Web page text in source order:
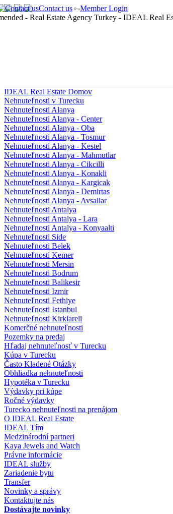
Contact us Member Login
IDEAL Real Estate Domov
Nehnuteľnosti v Turecku
Nehnuteľnosti Alanya
Nehnuteľnosti Alanya - Center
Nehnuteľnosti Alanya - Oba
Nehnuteľnosti Alanya - Tosmur
Nehnuteľnosti Alanya - Kestel
Nehnuteľnosti Alanya - Mahmutlar
Nehnuteľnosti Alanya - Cikcilli
Nehnuteľnosti Alanya - Konakli
Nehnuteľnosti Alanya - Kargicak
Nehnuteľnosti Alanya - Demirtas
Nehnuteľnosti Alanya - Avsallar
Nehnuteľnosti Antalya
Nehnuteľnosti Antalya - Lara
Nehnuteľnosti Antalya - Konyaalti
Nehnuteľnosti Side
Nehnuteľnosti Belek
Nehnuteľnosti Kemer
Nehnuteľnosti Mersin
Nehnuteľnosti Bodrum
Nehnuteľnosti Balikesir
Nehnuteľnosti Izmir
Nehnuteľnosti Fethiye
Nehnuteľnosti Istanbul
Nehnuteľnosti Kirklareli
Komerčné nehnuteľnosti
Pozemky na predaj
Hľadaj nehnuteľnosť v Turecku
Kúpa v Turecku
Často Kladené Otázky
Obhliadka nehnuteľnosti
Hypotéka v Turecku
Výdavky pri kúpe
Ročné výdavky
Turecko nehnuteľnosti na prenájom
O IDEAL Real Estate
IDEAL Tím
Medzinárodní partneri
Kaya Jewels and Watch
Právne informácie
IDEAL služby
Zariadenie bytu
Transfer
Novinky a správy
Kontaktujte nás
Dostávajte novinky